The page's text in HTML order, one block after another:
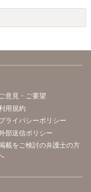
ご意見・ご要望
用規約
ライバシーポリシー
部送信ポリシー
載をご検討の弁護士の方